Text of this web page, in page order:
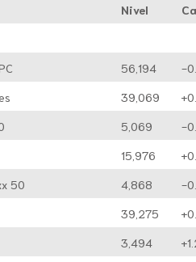
Nivel
56,194
-
39,069
5,069
-
15,976
50
4,868
-
39,275
3,494